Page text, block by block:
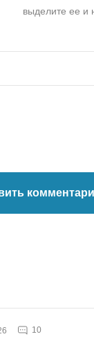
выделите ее и
10